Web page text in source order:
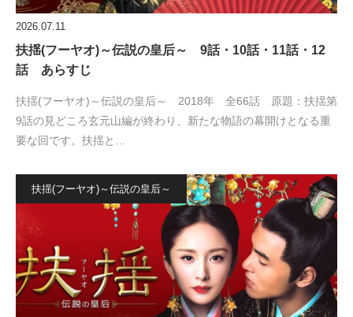
2026.07.11
扶揺(フーヤオ)～伝説の皇后～ 9話・10話・11話・12
話 あらすじ
扶揺(フーヤオ)～伝説の皇后～ 2018年 全66話 原題：扶揺第
9話の見どころ玄元山編が終わり、新たな物語の幕開けとなる重
要な回です。扶揺と…
扶揺(フーヤオ)～伝説の皇后～